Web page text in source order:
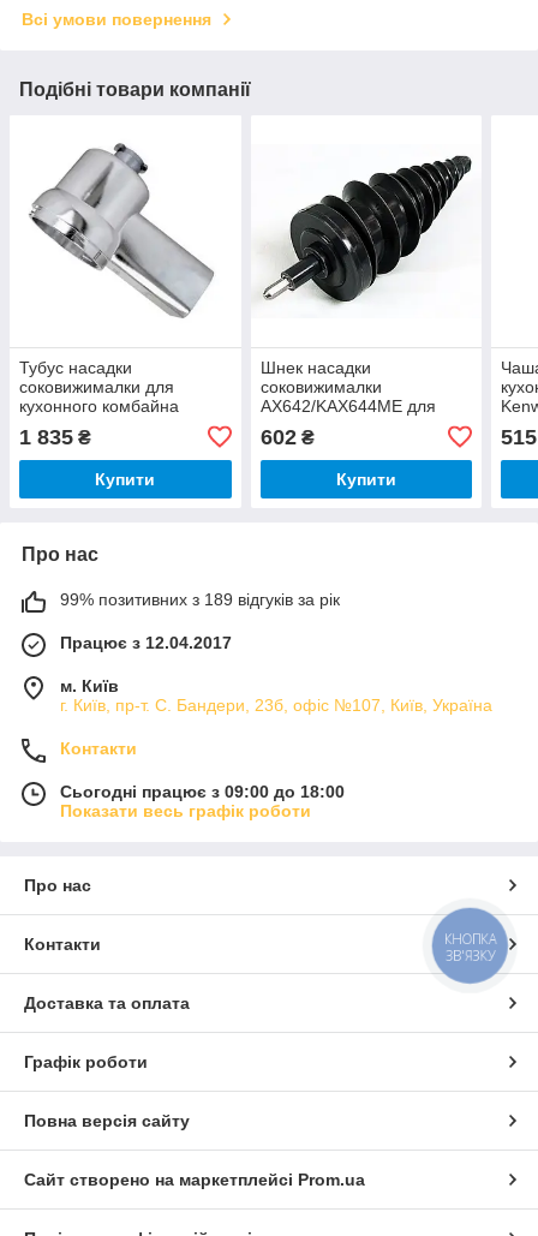
Всі умови повернення
Подібні товари компанії
Тубус насадки
соковижималки для
кухонного комбайна
1 835 ₴
Купити
Шнек насадки
соковижималки
AX642/KAX644ME для
Kenwood KW715962
602₴
Купити
515
Про нас
99% позитивних з 189 відгуків за рік
Працює з 12.04.2017
м. Київ
г. Київ, пр-т. С. Бандери, 23б, офіс №107, Київ, Україна
Контакти
Сьогодні працює з 09:00 до 18:00
Показати весь графік роботи
Про нас
Контакти
Доставка та оплата
Графік роботи
Повна версія сайту
Сайт створено на маркетплейсі Prom.ua
КНОПКА
ЗВ'ЯЗКУ